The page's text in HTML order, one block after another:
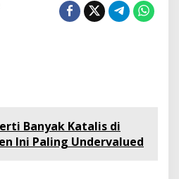
Banyak Katalis di
Ini Paling Undervalued